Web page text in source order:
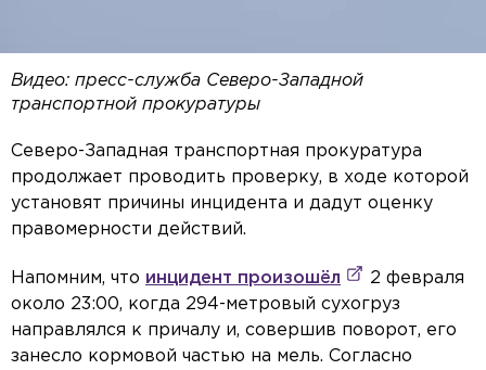
Видео: пресс-служба Северо-Западной
транспортной прокуратуры
Северо-Западная транспортная прокуратура
продолжает проводить проверку, в ходе которой
установят причины инцидента и дадут оценку
правомерности действий.
Напомним, что инцидент произошёл
2 февраля
около 23:00, когда 294-метровый сухогруз
направлялся к причалу и, совершив поворот, его
занесло кормовой частью на мель. Согласно